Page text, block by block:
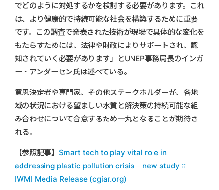
でどのように対処するかを検討する必要があります。これ
は、より健康的で持続可能な社会を構築するために重要
です。この調査で発表された技術が現場で具体的な変化を
もたらすためには、法律や財政によりサポートされ、認
知されていく必要があります」とUNEP事務局長のインガ
ー・アンダーセン氏は述べている。
意思決定者や専門家、その他ステークホルダーが、各地
域の状況における望ましい水質と解決策の持続可能な組
み合わせについて合意するため一丸となることが期待さ
れる。
【参照記事】 Smart tech to play vital role in
addressing plastic pollution crisis – new study ::
IWMI Media Release (cgiar.org)